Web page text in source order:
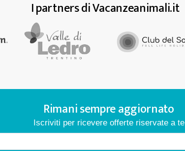
I partners di Vacanzeanimali.it
Rimani sempre aggiornato
Iscriviti per ricevere offerte riservate a te